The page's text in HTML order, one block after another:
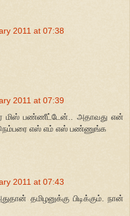
2011 at 07:38
2011 at 07:39
மிஸ் பண்ணீட்டேன்.. அதாவது என்
எஸ் எம் எஸ் பண்ணுங்க
2011 at 07:43
தமிழனுக்கு பிடிக்கும். நான்